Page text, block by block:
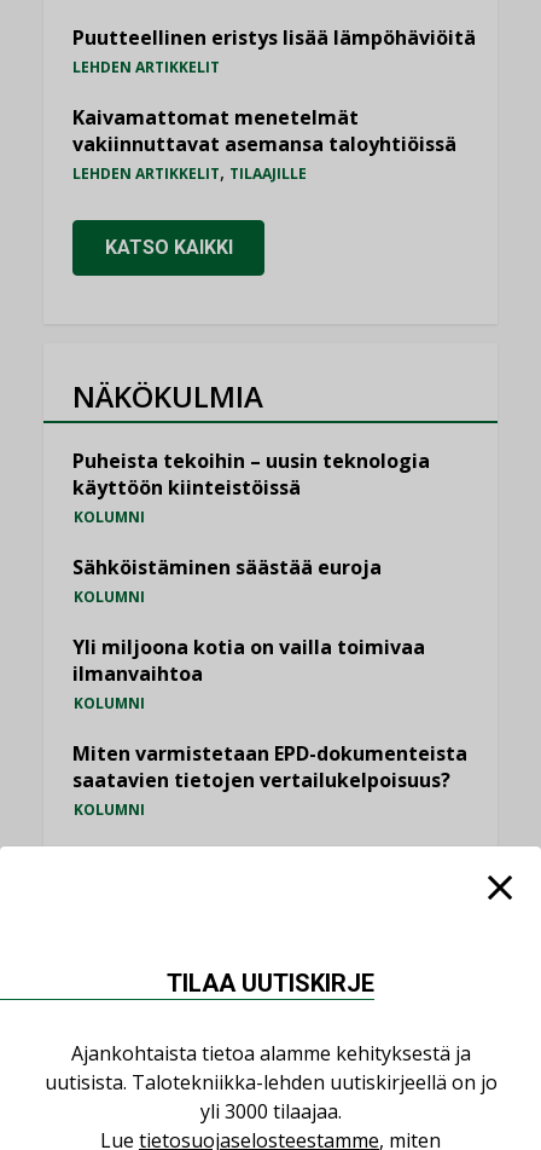
Puutteellinen eristys lisää lämpöhäviöitä
LEHDEN ARTIKKELIT
Kaivamattomat menetelmät
vakiinnuttavat asemansa taloyhtiöissä
LEHDEN ARTIKKELIT, TILAAJILLE
KATSO KAIKKI
NÄKÖKULMIA
Puheista tekoihin – uusin teknologia
käyttöön kiinteistöissä
KOLUMNI
Sähköistäminen säästää euroja
KOLUMNI
Yli miljoona kotia on vailla toimivaa
ilmanvaihtoa
KOLUMNI
Miten varmistetaan EPD-dokumenteista
saatavien tietojen vertailukelpoisuus?
KOLUMNI
KATSO KAIKKI
TILAA UUTISKIRJE
Ajankohtaista tietoa alamme kehityksestä ja
uutisista. Talotekniikka-lehden uutiskirjeellä on jo
yli 3000 tilaajaa.
Lue tietosuojaselosteestamme, miten